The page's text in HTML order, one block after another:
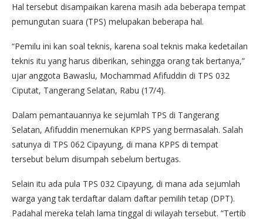
Hal tersebut disampaikan karena masih ada beberapa tempat
pemungutan suara (TPS) melupakan beberapa hal.
“Pemilu ini kan soal teknis, karena soal teknis maka kedetailan
teknis itu yang harus diberikan, sehingga orang tak bertanya,”
ujar anggota Bawaslu, Mochammad Afifuddin di TPS 032
Ciputat, Tangerang Selatan, Rabu (17/4).
Dalam pemantauannya ke sejumlah TPS di Tangerang
Selatan, Afifuddin menemukan KPPS yang bermasalah. Salah
satunya di TPS 062 Cipayung, di mana KPPS di tempat
tersebut belum disumpah sebelum bertugas.
Selain itu ada pula TPS 032 Cipayung, di mana ada sejumlah
warga yang tak terdaftar dalam daftar pemilih tetap (DPT).
Padahal mereka telah lama tinggal di wilayah tersebut. “Tertib